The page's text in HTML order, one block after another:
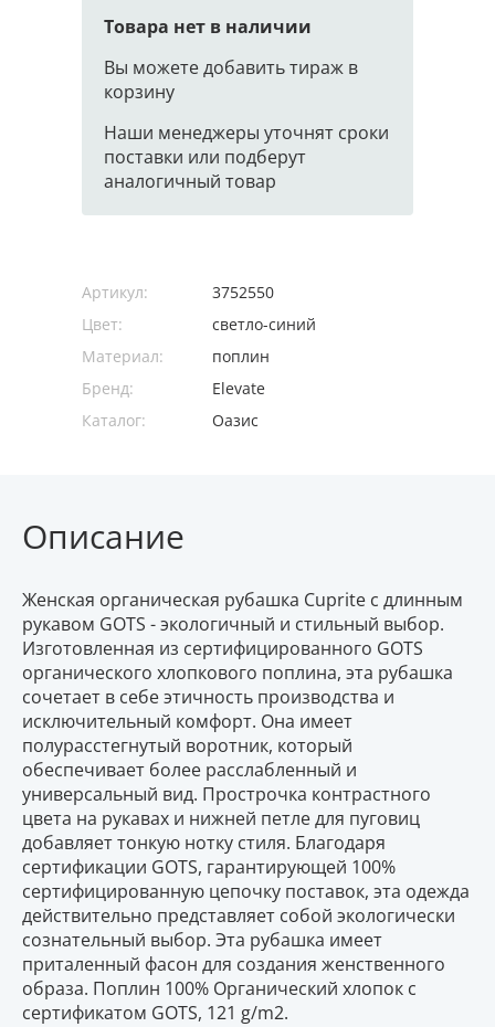
Товара нет в наличии
Вы можете добавить тираж в
корзину
Наши менеджеры уточнят сроки
поставки или подберут
аналогичный товар
Артикул:
3752550
Цвет:
светло-синий
Материал:
поплин
Бренд:
Elevate
Каталог:
Оазис
Описание
Женская органическая рубашка Cuprite с длинным
рукавом GOTS - экологичный и стильный выбор.
Изготовленная из сертифицированного GOTS
органического хлопкового поплина, эта рубашка
сочетает в себе этичность производства и
исключительный комфорт. Она имеет
полурасстегнутый воротник, который
обеспечивает более расслабленный и
универсальный вид. Прострочка контрастного
цвета на рукавах и нижней петле для пуговиц
добавляет тонкую нотку стиля. Благодаря
сертификации GOTS, гарантирующей 100%
сертифицированную цепочку поставок, эта одежда
действительно представляет собой экологически
сознательный выбор. Эта рубашка имеет
приталенный фасон для создания женственного
образа. Поплин 100% Органический хлопок с
сертификатом GOTS, 121 g/m2.